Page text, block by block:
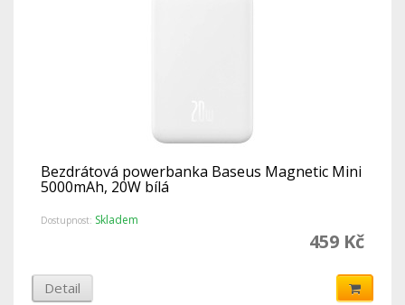
Bezdrátová powerbanka Baseus Magnetic Mini
5000mAh, 20W bílá
Dostupnost: Skladem
459 Kč
Detail